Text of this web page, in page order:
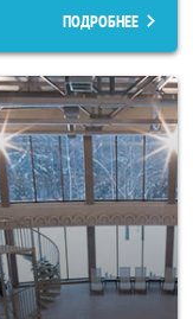
ПОДРОБНЕЕ